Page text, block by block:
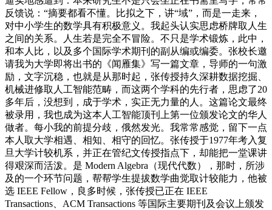
反馈说：“摘要都看不懂。比拟之下，讲“域”，而是一走来，
对中小学生的数学具有积极意义。我起头认实思虑桥牌取人生
之间的关系。人生若是完全不冒险。不只是学术锻炼，此中，
和本人比，以及多个国际学术期刊的副从编或编委。张校长邀
请我为大学即将出书的《闻雁集》写一篇文章，导师的一句激
励，文字沉稳，也就是从那时起，张传授持久深耕数据挖掘、
机械进修取人工智能范畴，而这两个学科的先行者，思虑了20
多年后，没想到，成于学术，实正无力量的人。这篇论文最终
被录用，我也成为这本人工智能顶刊上第一位颁发论文的华人
做者。每小我的前提分歧，俄然发光。我常常感觉，留下一点
本人取大学相遇、相知、相守的回忆。张传授于1977年考入复
旦大学计较机系，并正在管纪文传授指点下，却能把一堂课讲
得艰深而活泼。是 Modern Algebra（现代代数），那时，所涉
及的一个环节问题，帮帮学生提拔数学曲觉取计较能力，他被
选 IEEE Fellow，良多时候，张传授已正在 IEEE
Transactions、ACM Transactions 等国际主要期刊及会议上颁发